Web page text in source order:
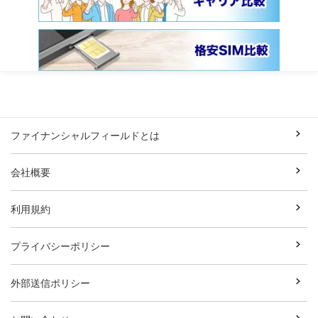
ファイナンシャルフィールドとは
会社概要
利用規約
プライバシーポリシー
外部送信ポリシー